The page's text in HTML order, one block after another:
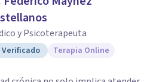
y Psicoterapeuta
Verificado Terapia Online